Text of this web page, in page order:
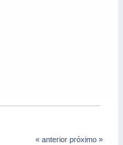
« anterior próximo »